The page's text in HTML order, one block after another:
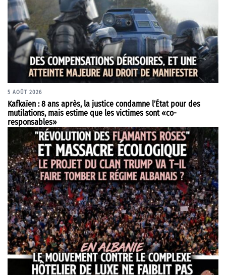
5 AOÛT 2026
Kafkaïen : 8 ans après, la justice condamne l’État pour des
mutilations, mais estime que les victimes sont «co-
responsables»